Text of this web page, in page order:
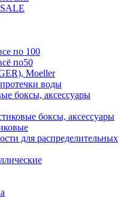
по 100
по50
Moeller
воды
боксы, аксессуары
боксы, аксессуары
для распределительных